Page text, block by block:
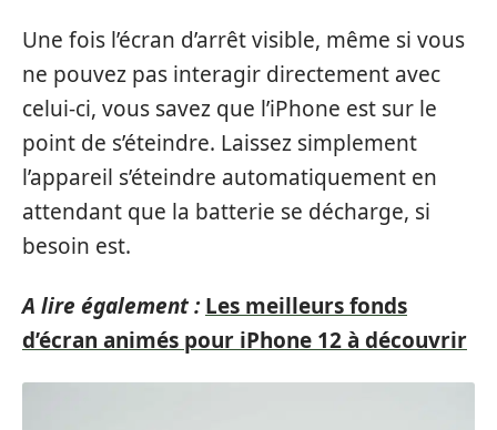
Une fois l’écran d’arrêt visible, même si vous
ne pouvez pas interagir directement avec
celui-ci, vous savez que l’iPhone est sur le
point de s’éteindre. Laissez simplement
l’appareil s’éteindre automatiquement en
attendant que la batterie se décharge, si
besoin est.
A lire également : Les meilleurs fonds
d’écran animés pour iPhone 12 à découvrir